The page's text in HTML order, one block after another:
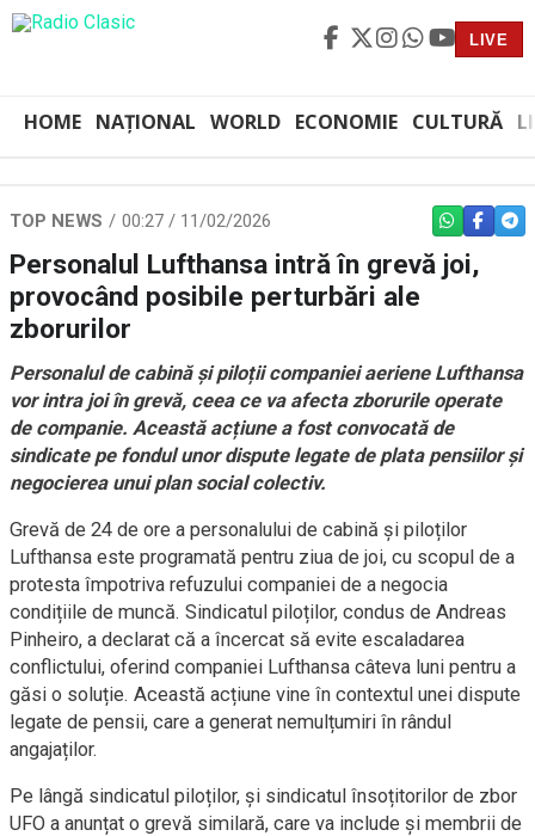
LIVE
HOME NAȚIONAL WORLD ECONOMIE CULTURĂ
TOP NEWS 00:27 / 11/02/2026 WHATSAPP
Personalul Lufthansa intră în grevă joi,
provocând posibile perturbări ale
zborurilor
Personalul de cabină și piloții companiei aeriene Lufthansa
vor intra joi în grevă, ceea ce va afecta zborurile operate
de companie. Această acțiune a fost convocată de
sindicate pe fondul unor dispute legate de plata pensiilor și
negocierea unui plan social colectiv.
Grevă de 24 de ore a personalului de cabină și piloților
Lufthansa este programată pentru ziua de joi, cu scopul de a
protesta împotriva refuzului companiei de a negocia
condițiile de muncă. Sindicatul piloților, condus de Andreas
Pinheiro, a declarat că a încercat să evite escaladarea
conflictului, oferind companiei Lufthansa câteva luni pentru a
găsi o soluție. Această acțiune vine în contextul unei dispute
legate de pensii, care a generat nemulțumiri în rândul
angajaților.
Pe lângă sindicatul piloților, și sindicatul însoțitorilor de zbor
UFO a anunțat o grevă similară, care va include și membrii de